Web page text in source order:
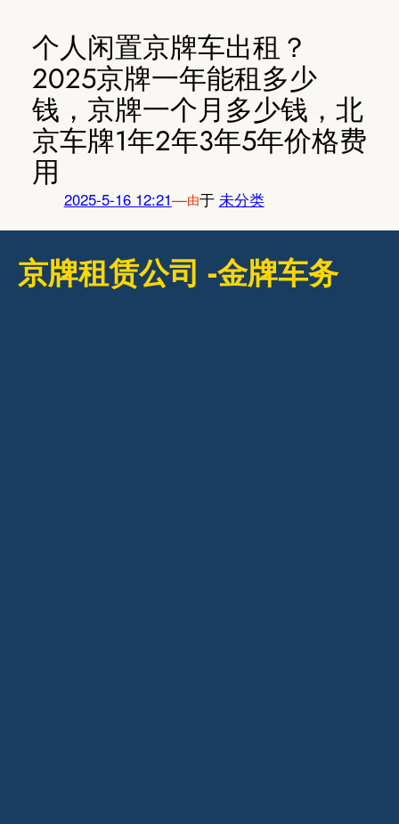
个人闲置京牌车出租？
2025京牌一年能租多少
钱，京牌一个月多少钱，北
京车牌1年2年3年5年价格费
用
2025-5-16 12:21—由于 未分类
京牌租赁公司 -金牌车务